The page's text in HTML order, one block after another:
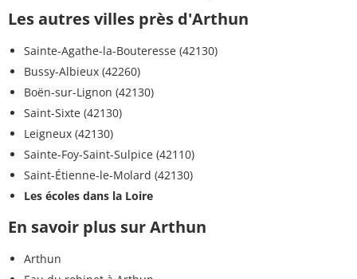
Les autres villes près d'Arthun
Sainte-Agathe-la-Bouteresse (42130)
Bussy-Albieux (42260)
Boën-sur-Lignon (42130)
Saint-Sixte (42130)
Leigneux (42130)
Sainte-Foy-Saint-Sulpice (42110)
Saint-Étienne-le-Molard (42130)
Les écoles dans la Loire
En savoir plus sur Arthun
Arthun